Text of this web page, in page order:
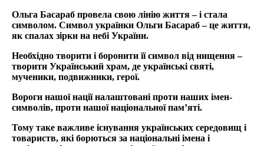
Ольга Басараб провела свою лінію життя – і стала
символом. Символ українки Ольги Басараб – це життя,
як спалах зірки на небі України.
Необхідно творити і боронити її символ від нищення –
творити Український храм, де українські святі,
мученики, подвижники, герої.
Вороги нашої нації налаштовані проти наших імен-
символів, проти нашої національної пам’яті.
Тому таке важливе існування українських середовищ і
товариств, які борються за національні імена і